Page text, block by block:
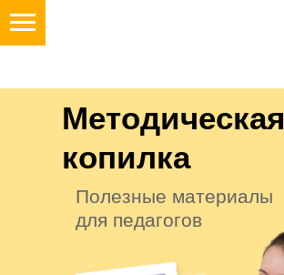
Методическая
копилка
Полезные материалы
для педагогов